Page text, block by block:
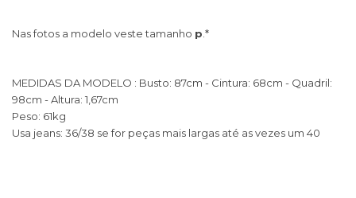
Nas fotos a modelo veste tamanho p.*
​MEDIDAS DA MODELO : Busto: 87cm - Cintura: 68cm - Quadril:
98cm - Altura: 1,67cm
Peso: 61kg
Usa jeans: 36/38 se for peças mais largas até as vezes um 40